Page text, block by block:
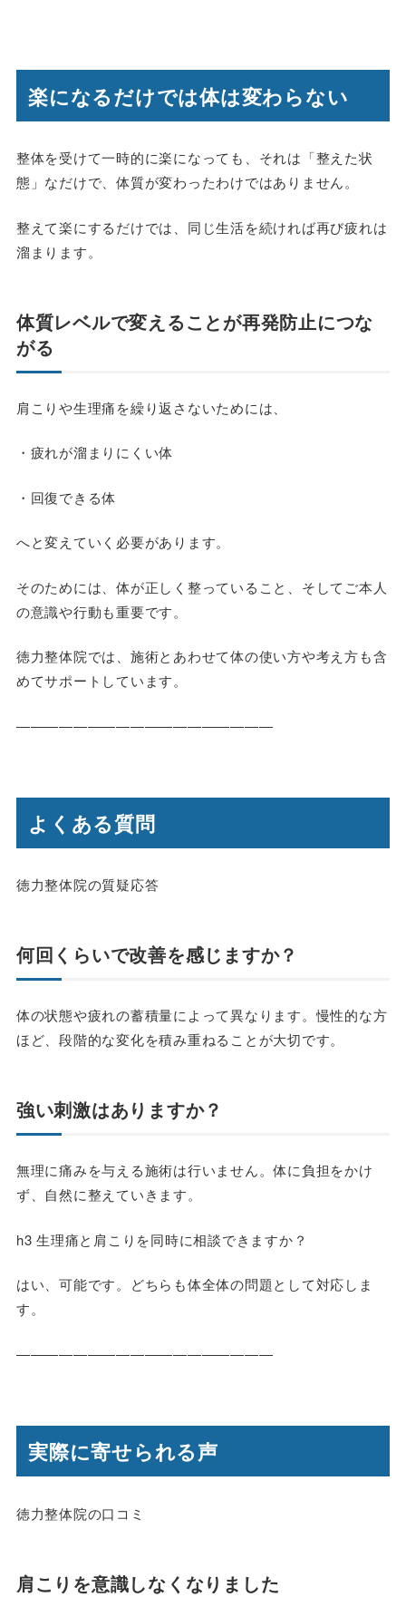
楽になるだけでは体は変わらない
整体を受けて一時的に楽になっても、それは「整えた状
態」なだけで、体質が変わったわけではありません。
整えて楽にするだけでは、同じ生活を続ければ再び疲れは
溜まります。
体質レベルで変えることが再発防止につな
がる
肩こりや生理痛を繰り返さないためには、
・疲れが溜まりにくい体
・回復できる体
へと変えていく必要があります。
そのためには、体が正しく整っていること、そしてご本人
の意識や行動も重要です。
徳力整体院では、施術とあわせて体の使い方や考え方も含
めてサポートしています。
――――――――――――――――――
よくある質問
徳力整体院の質疑応答
何回くらいで改善を感じますか？
体の状態や疲れの蓄積量によって異なります。慢性的な方
ほど、段階的な変化を積み重ねることが大切です。
強い刺激はありますか？
無理に痛みを与える施術は行いません。体に負担をかけ
ず、自然に整えていきます。
h3 生理痛と肩こりを同時に相談できますか？
はい、可能です。どちらも体全体の問題として対応しま
す。
――――――――――――――――――
実際に寄せられる声
徳力整体院の口コミ
肩こりを意識しなくなりました